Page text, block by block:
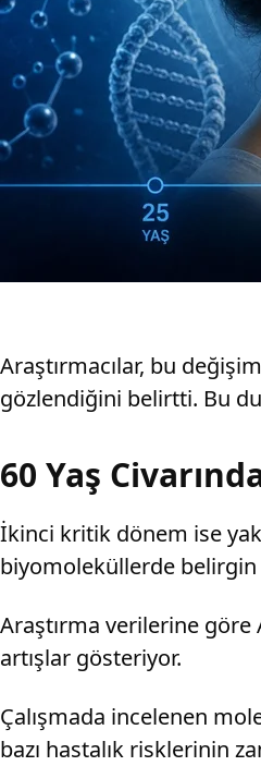
Araştırmacılar, bu
gözlendiğini belirtti. Bu
60 Yaş
İkinci kritik dönem ise
biyomoleküllerde
Araştırma verilerine göre
artışlar gösteriyor.
Çalışmada incelenen
bazı hastalık risklerinin